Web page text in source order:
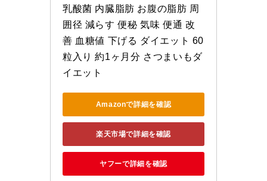
乳酸菌 内臓脂肪 お腹の脂肪 周
囲径 減らす 便秘 気味 便通 改
善 血糖値 下げる ダイエット 60
粒入り 約1ヶ月分 さつまいもダ
イエット
Amazonで詳細を確認
楽天市場で詳細を確認
ヤフーで詳細を確認